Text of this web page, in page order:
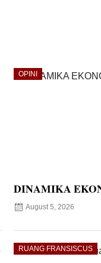
OPINI
DINAMIKA
August 5, 2026
RUANG FRANSISCUS